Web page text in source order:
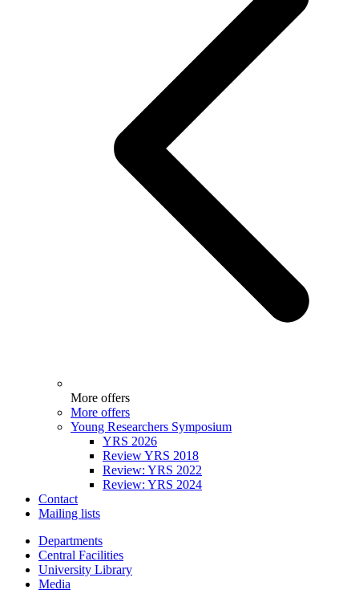
More offers
More offers
Young Researchers Symposium
YRS 2026
Review YRS 2018
Review: YRS 2022
Review: YRS 2024
Contact
Mailing lists
Departments
Central Facilities
University Library
Media